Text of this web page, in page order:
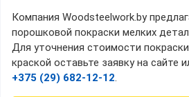
Компания Woodsteelwork.by
порошковой покраски мелких
Для уточнения стоимости
краской оставьте заявку на сайте
+375 (29) 682-12-12.